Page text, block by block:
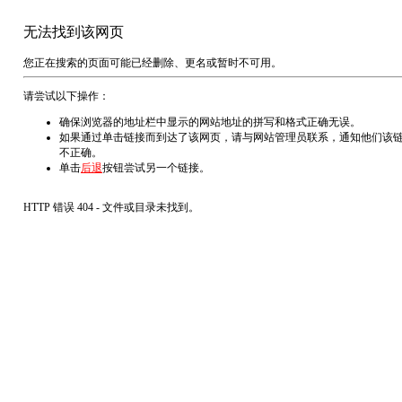
无法找到该网页
您正在搜索的页面可能已经删除、更名或暂时不可用。
请尝试以下操作：
确保浏览器的地址栏中显示的网站地址的拼写和格式正确无误。
如果通过单击链接而到达了该网页，请与网站管理员联系，通知他们该
不正确。
单击后退按钮尝试另一个链接。
HTTP 错误 404 - 文件或目录未找到。